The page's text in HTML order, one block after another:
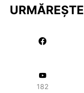
182